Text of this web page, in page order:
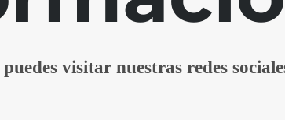
visitar nuestras redes